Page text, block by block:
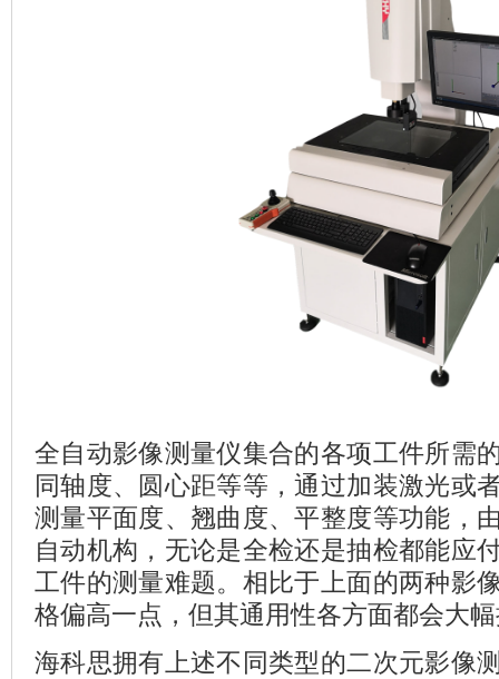
全自动影像测量仪集合的各项工件所需
同轴度、圆心距等等，通过加装激光或
测量平面度、翘曲度、平整度等功能，
自动机构，无论是全检还是抽检都能应
工件的测量难题。相比于上面的两种影
格偏高一点，但其通用性各方面都会大
海科思拥有上述不同类型的二次元影像